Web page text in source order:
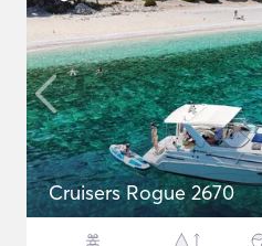
Cruisers Rogue 2670